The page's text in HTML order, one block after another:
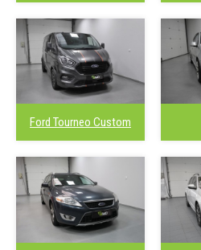
Ford Tourneo Custom